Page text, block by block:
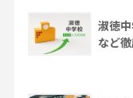
淑徳
など